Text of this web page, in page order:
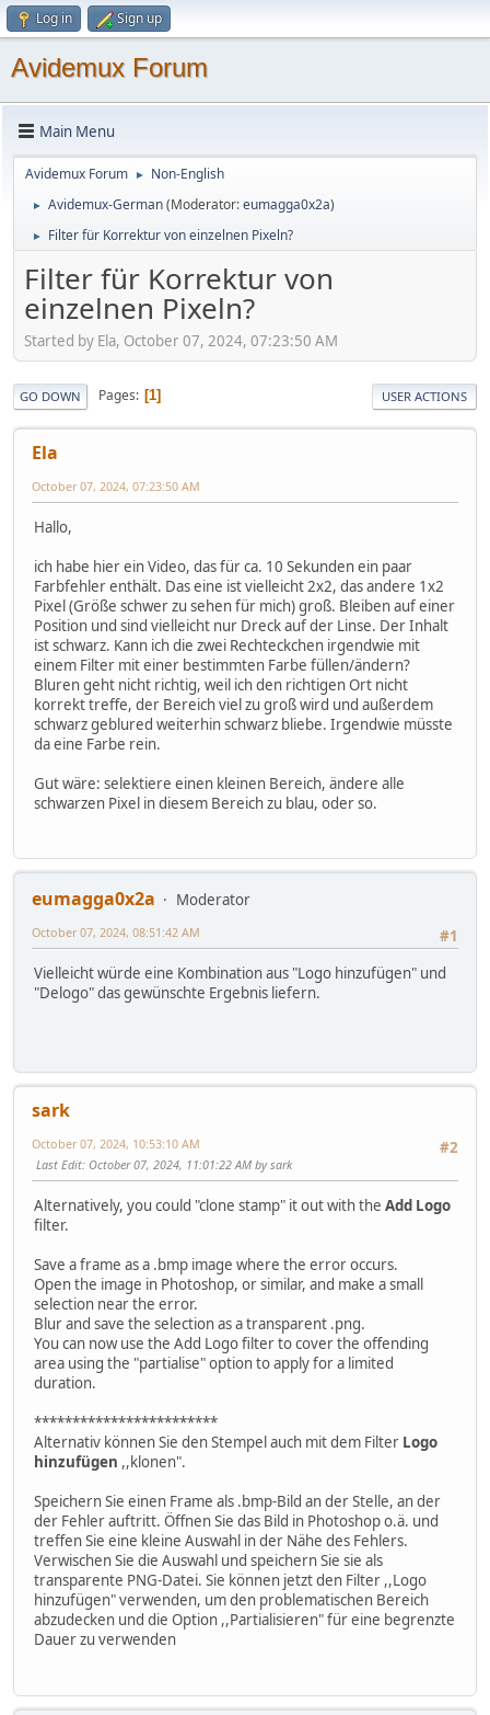
Log in Sign up
Avidemux Forum
Main Menu
Avidemux Forum ► Non-English
► Avidemux-German(Moderator:eumagga0x2a)
► Filter für Korrektur von einzelnen Pixeln?
Filter für Korrektur von
einzelnen Pixeln?
Started by Ela, October 07, 2024, 07:23:50 AM
GO DOWN Pages 1 USER ACTIONS
Ela
October 07, 2024, 07:23:50 AM
Hallo,
ich habe hier ein Video, das für ca. 10 Sekunden ein paar
Farbfehler enthält. Das eine ist vielleicht 2x2, das andere 1x2
Pixel (Größe schwer zu sehen für mich) groß. Bleiben auf einer
Position und sind vielleicht nur Dreck auf der Linse. Der Inhalt
ist schwarz. Kann ich die zwei Rechteckchen irgendwie mit
einem Filter mit einer bestimmten Farbe füllen/ändern?
Bluren geht nicht richtig, weil ich den richtigen Ort nicht
korrekt treffe, der Bereich viel zu groß wird und außerdem
schwarz geblured weiterhin schwarz bliebe. Irgendwie müsste
da eine Farbe rein.
Gut wäre: selektiere einen kleinen Bereich, ändere alle
schwarzen Pixel in diesem Bereich zu blau, oder so.
eumagga0x2a
Moderator
#1
October 07, 2024, 08:51:42 AM
Vielleicht würde eine Kombination aus "Logo hinzufügen" und
"Delogo" das gewünschte Ergebnis liefern.
sark
#2
October 07, 2024, 10:53:10 AM
Last Edit: October 07, 2024, 11:01:22 AM by sark
Alternatively, you could "clone stamp" it out with the Add Logo
filter.
Save a frame as a .bmp image where the error occurs.
Open the image in Photoshop, or similar, and make a small
selection near the error.
Blur and save the selection as a transparent .png.
You can now use the Add Logo filter to cover the offending
area using the "partialise" option to apply for a limited
duration.
************************
Alternativ können Sie den Stempel auch mit dem Filter Logo
hinzufügen ,,klonen".
Speichern Sie einen Frame als .bmp-Bild an der Stelle, an der
der Fehler auftritt. Öffnen Sie das Bild in Photoshop o.ä. und
treffen Sie eine kleine Auswahl in der Nähe des Fehlers.
Verwischen Sie die Auswahl und speichern Sie sie als
transparente PNG-Datei. Sie können jetzt den Filter ,,Logo
hinzufügen" verwenden, um den problematischen Bereich
abzudecken und die Option ,,Partialisieren" für eine begrenzte
Dauer zu verwenden